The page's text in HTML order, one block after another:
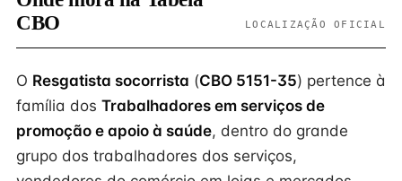
CBO
LOCALIZAÇÃO OFICIAL
O Resgatista socorrista (CBO 5151-35) pertence à
família dos Trabalhadores em serviços de
promoção e apoio à saúde, dentro do grande
grupo dos trabalhadores dos serviços,